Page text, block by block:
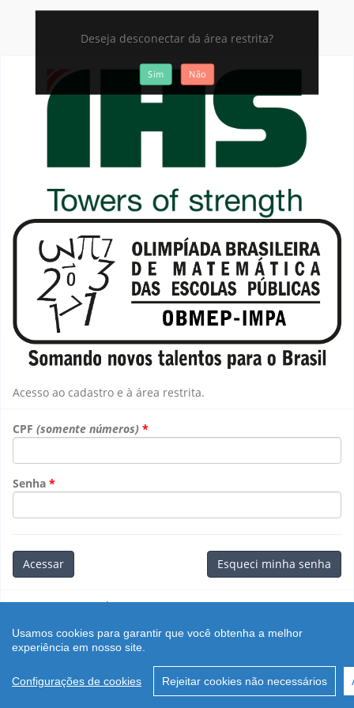
Usamos cookies para garantir que você obtenha a melhor
experiência em nosso site.
Configurações de cookies Rejeitar cookies não necessários
Acesso ao cadastro e à área restrita.
CPF (somente números)
Senha
Acessar Esqueci minha senha
Retornar aoPortal.
rev.:${sources.version}
Deseja desconectar da área restrita?
Sim Não